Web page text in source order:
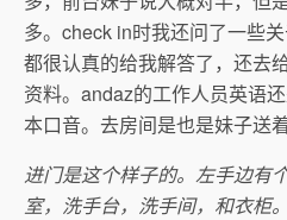
多。check in时我还问了一些
都很认真的给我解答了，还去
资料。andaz的工作人员英语
本口音。去房间是也是妹子送着
进门是这个样子的。左手边有
室，洗手台，洗手间，和衣柜